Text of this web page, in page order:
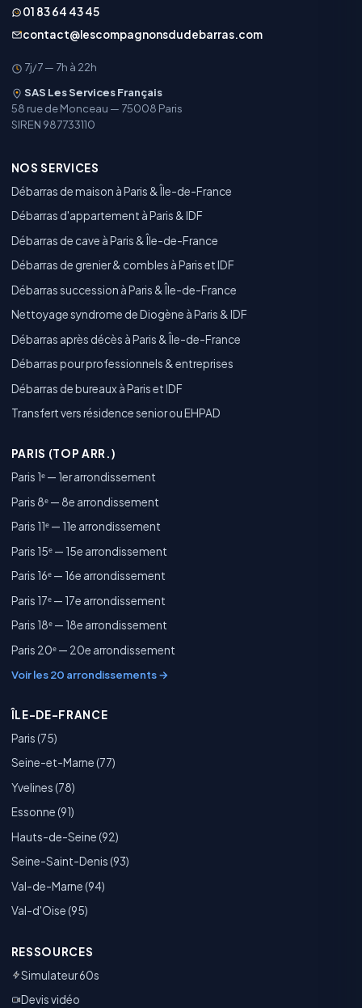
01 83 64 43 45
contact@lescompagnonsdudebarras.com
7j/7 — 7h à 22h
SAS Les Services Français
58 rue de Monceau — 75008 Paris
SIREN 987733110
NOS SERVICES
Débarras de maison à Paris & Île-de-France
Débarras d'appartement à Paris & IDF
Débarras de cave à Paris & Île-de-France
Débarras de grenier & combles à Paris et IDF
Débarras succession à Paris & Île-de-France
Nettoyage syndrome de Diogène à Paris & IDF
Débarras après décès à Paris & Île-de-France
Débarras pour professionnels & entreprises
Débarras de bureaux à Paris et IDF
Transfert vers résidence senior ou EHPAD
PARIS (TOP ARR.)
Paris 1ᵉ — 1er arrondissement
Paris 8ᵉ — 8e arrondissement
Paris 11ᵉ — 11e arrondissement
Paris 15ᵉ — 15e arrondissement
Paris 16ᵉ — 16e arrondissement
Paris 17ᵉ — 17e arrondissement
Paris 18ᵉ — 18e arrondissement
Paris 20ᵉ — 20e arrondissement
Voir les 20 arrondissements →
ÎLE-DE-FRANCE
Paris (75)
Seine-et-Marne (77)
Yvelines (78)
Essonne (91)
Hauts-de-Seine (92)
Seine-Saint-Denis (93)
Val-de-Marne (94)
Val-d'Oise (95)
RESSOURCES
Simulateur 60s
Devis vidéo